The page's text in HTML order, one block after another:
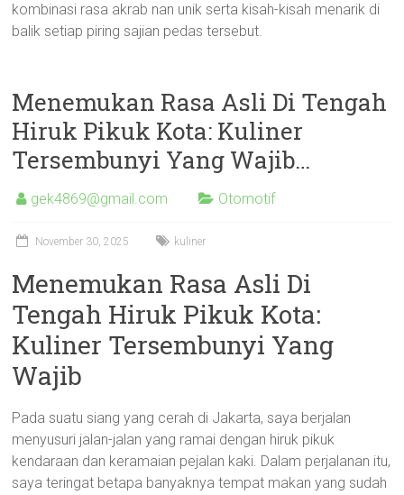
kombinasi rasa akrab nan unik serta kisah-kisah menarik di
balik setiap piring sajian pedas tersebut.
Menemukan Rasa Asli Di Tengah
Hiruk Pikuk Kota: Kuliner
Tersembunyi Yang Wajib…
gek4869@gmail.com Otomotif
November 30, 2025 kuliner
Menemukan Rasa Asli Di
Tengah Hiruk Pikuk Kota:
Kuliner Tersembunyi Yang
Wajib
Pada suatu siang yang cerah di Jakarta, saya berjalan
menyusuri jalan-jalan yang ramai dengan hiruk pikuk
kendaraan dan keramaian pejalan kaki. Dalam perjalanan itu,
saya teringat betapa banyaknya tempat makan yang sudah